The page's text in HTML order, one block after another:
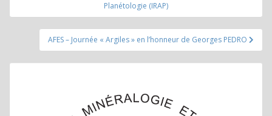
l’article
Planétologie (IRAP)
AFES – Journée « Argiles » en l’honneur de Georges PEDRO